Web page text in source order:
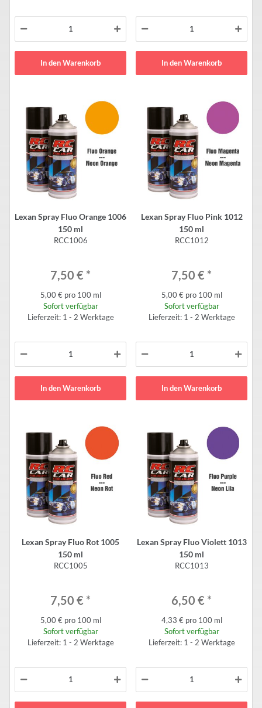
In den Warenkorb In den Warenkorb
Lexan Spray Fluo Orange 1006
150 ml
RCC1006
7,50 € *
5,00 € pro 100 ml
Sofort verfügbar
Lieferzeit: 1 - 2 Werktage
In den Warenkorb
Lexan Spray Fluo Pink 1012
150 ml
RCC1012
7,50 € *
5,00 € pro 100 ml
Sofort verfügbar
Lieferzeit: 1 - 2 Werktage
In den Warenkorb
Lexan Spray Fluo Rot 1005
150 ml
RCC1005
7,50 € *
5,00 € pro 100 ml
Sofort verfügbar
Lieferzeit: 1 - 2 Werktage
Lexan Spray Fluo Violett 1013
150 ml
RCC1013
6,50 € *
4,33 € pro 100 ml
Sofort verfügbar
Lieferzeit: 1 - 2 Werktage